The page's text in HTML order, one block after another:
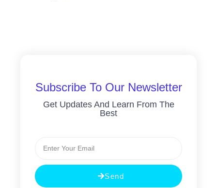
Subscribe To Our Newsletter
Get Updates And Learn From The
Best
Send